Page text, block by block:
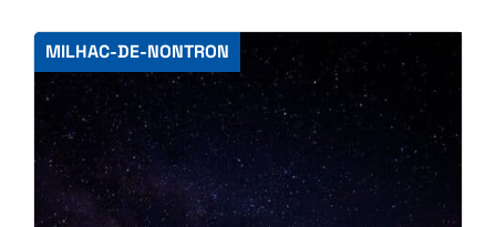
MILHAC-DE-NONTRON